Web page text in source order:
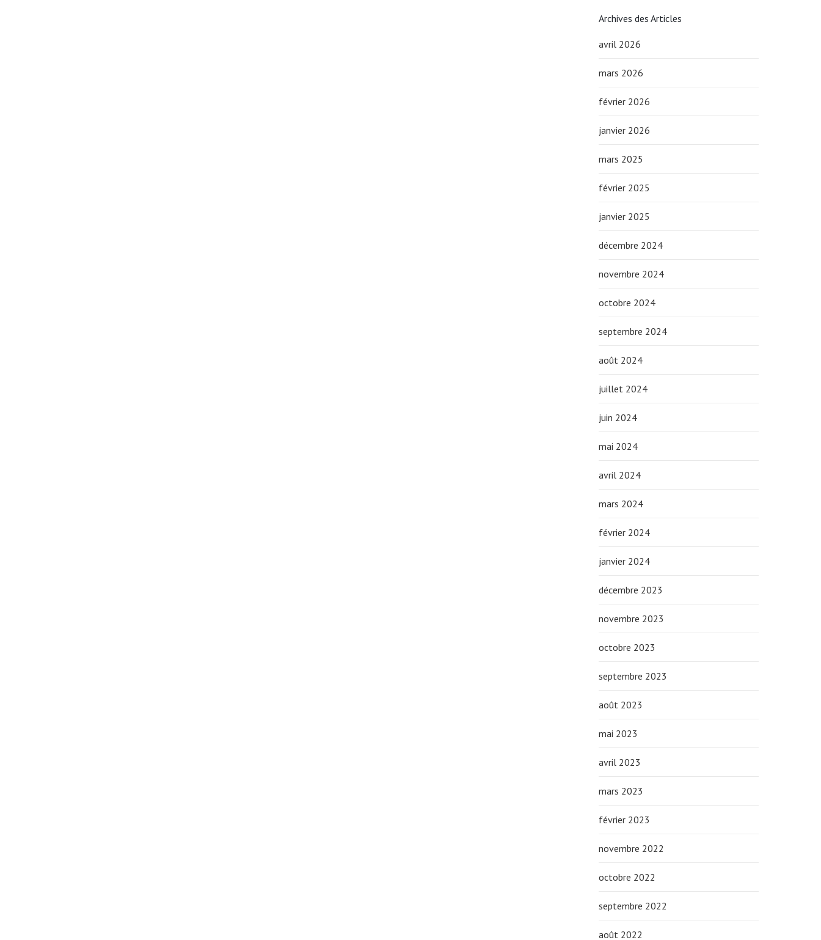
Archives des Articles
avril 2026
mars 2026
février 2026
janvier 2026
mars 2025
février 2025
janvier 2025
décembre 2024
novembre 2024
octobre 2024
septembre 2024
août 2024
juillet 2024
juin 2024
mai 2024
avril 2024
mars 2024
février 2024
janvier 2024
décembre 2023
novembre 2023
octobre 2023
septembre 2023
août 2023
mai 2023
avril 2023
mars 2023
février 2023
novembre 2022
octobre 2022
septembre 2022
août 2022